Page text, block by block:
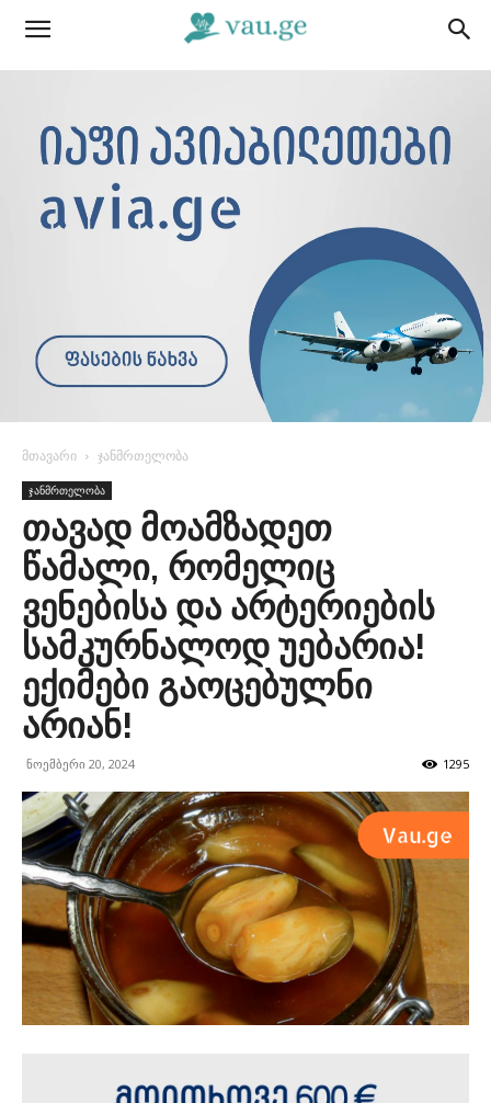
მთავარი ჯანმრთელობა
ჯანმრთელობა
თავად მოამზადეთ
წამალი, რომელიც
ვენებისა და არტერიების
სამკურნალოდ უებარია!
ექიმები გაოცებულნი
არიან!
ნოემბერი 20, 2024 1295